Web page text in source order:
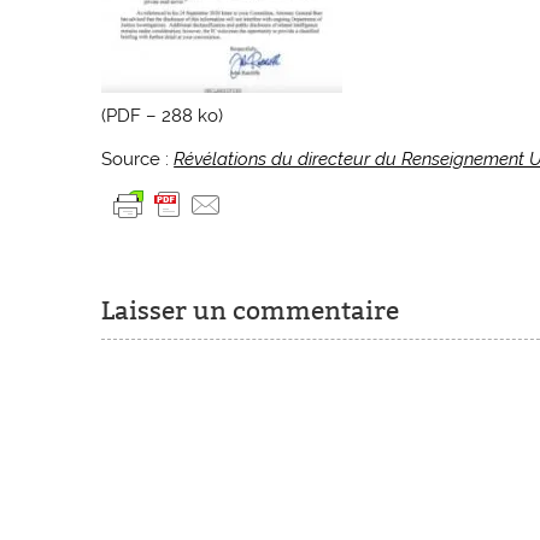
(PDF – 288 ko)
Source :Révélations du directeur du Renseignement
Laisser un commentaire